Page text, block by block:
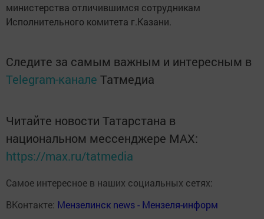
министерства отличившимся сотрудникам
Исполнительного комитета г.Казани.
Следите за самым важным и интересным в
Telegram-канале Татмедиа
Читайте новости Татарстана в
национальном мессенджере MАХ:
https://max.ru/tatmedia
Самое интересное в наших социальных сетях:
ВКонтакте: Мензелинск news - Мензеля-информ